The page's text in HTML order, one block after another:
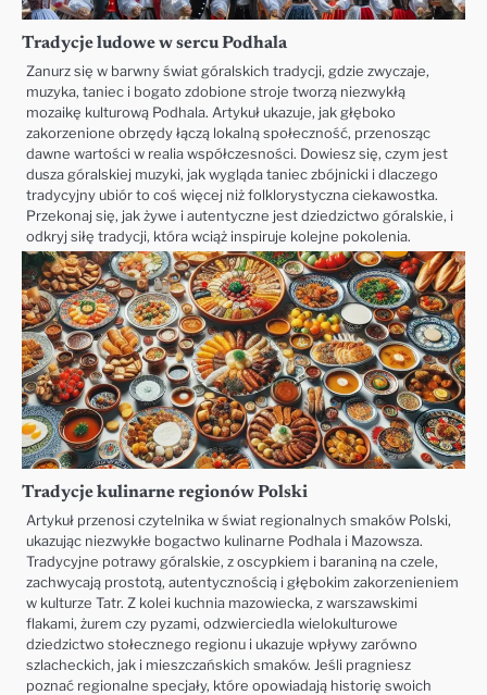
Tradycje ludowe w sercu Podhala
Zanurz się w barwny świat góralskich tradycji, gdzie zwyczaje,
muzyka, taniec i bogato zdobione stroje tworzą niezwykłą
mozaikę kulturową Podhala. Artykuł ukazuje, jak głęboko
zakorzenione obrzędy łączą lokalną społeczność, przenosząc
dawne wartości w realia współczesności. Dowiesz się, czym jest
dusza góralskiej muzyki, jak wygląda taniec zbójnicki i dlaczego
tradycyjny ubiór to coś więcej niż folklorystyczna ciekawostka.
Przekonaj się, jak żywe i autentyczne jest dziedzictwo góralskie, i
odkryj siłę tradycji, która wciąż inspiruje kolejne pokolenia.
Tradycje kulinarne regionów Polski
Artykuł przenosi czytelnika w świat regionalnych smaków Polski,
ukazując niezwykłe bogactwo kulinarne Podhala i Mazowsza.
Tradycyjne potrawy góralskie, z oscypkiem i baraniną na czele,
zachwycają prostotą, autentycznością i głębokim zakorzenieniem
w kulturze Tatr. Z kolei kuchnia mazowiecka, z warszawskimi
flakami, żurem czy pyzami, odzwierciedla wielokulturowe
dziedzictwo stołecznego regionu i ukazuje wpływy zarówno
szlacheckich, jak i mieszczańskich smaków. Jeśli pragniesz
poznać regionalne specjały, które opowiadają historię swoich